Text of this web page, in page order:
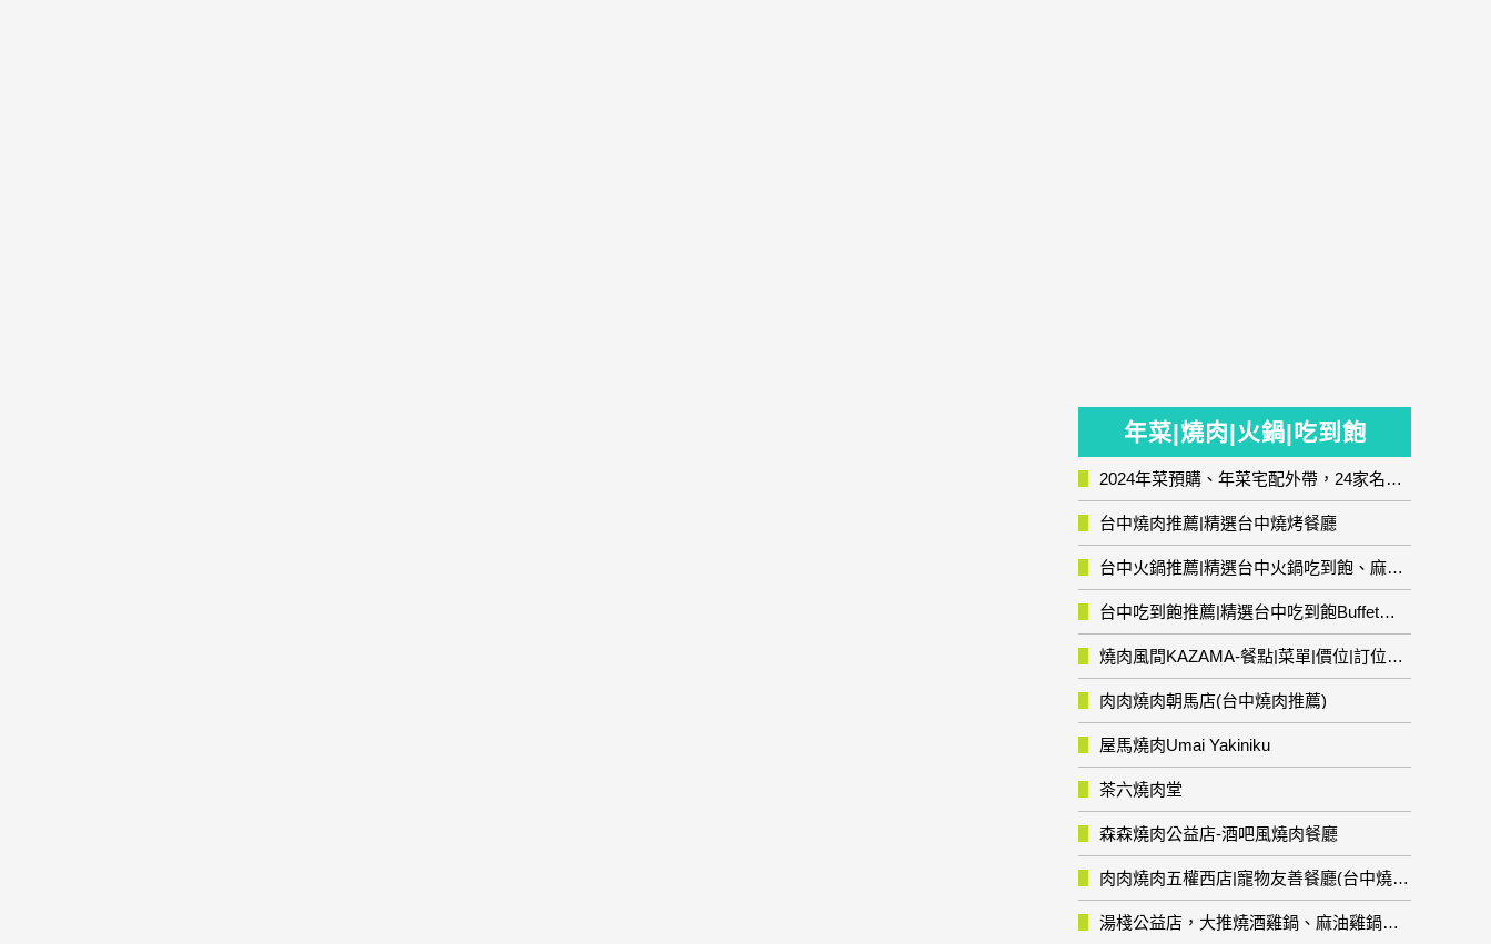
年菜|燒肉|火鍋|吃到飽
2024年菜預購、年菜宅配外帶，24家名店年菜推薦整理，圍爐輕鬆上菜團圓趣
台中燒肉推薦|精選台中燒烤餐廳
台中火鍋推薦|精選台中火鍋吃到飽、麻辣鍋、鴛鴦鍋、石頭火鍋、酸菜白肉鍋、海鮮鍋、燒酒雞、麻油雞、壽喜燒等熱門人氣火鍋店!
台中吃到飽推薦|精選台中吃到飽Buffet自助餐廳
燒肉風間KAZAMA-餐點|菜單|價位|訂位資訊
肉肉燒肉朝馬店(台中燒肉推薦)
屋馬燒肉Umai Yakiniku
茶六燒肉堂
森森燒肉公益店-酒吧風燒肉餐廳
肉肉燒肉五權西店|寵物友善餐廳(台中燒肉推薦)
湯棧公益店，大推燒酒雞鍋、麻油雞鍋暖暖有夠補